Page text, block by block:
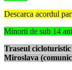
Descarca acordul
Minorii de sub 14
Traseul
Miroslava